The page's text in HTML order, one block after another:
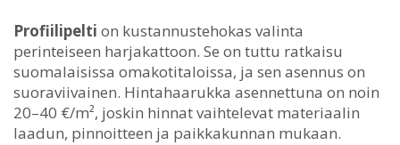
Profiilipelti on kustannustehokas valinta
perinteiseen harjakattoon. Se on tuttu ratkaisu
suomalaisissa omakotitaloissa, ja sen asennus on
suoraviivainen. Hintahaarukka asennettuna on noin
20–40 €/m², joskin hinnat vaihtelevat materiaalin
laadun, pinnoitteen ja paikkakunnan mukaan.